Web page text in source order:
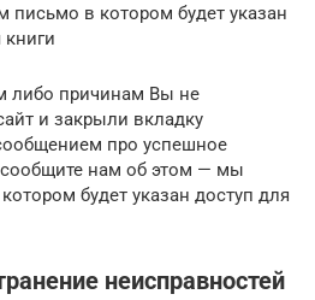
в котором будет указан
либо причинам Вы не
и закрыли вкладку
про успешное
нам об этом — мы
будет указан доступ для
неисправностей